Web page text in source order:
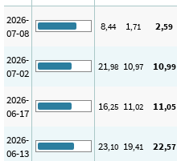
2026-
07-08
8,44 1,71 2,59
2026-
07-02
21,98 10,97 10,99
2026-
06-17
16,25 11,02 11,05
2026-
06-13
23,10 19,41 22,57